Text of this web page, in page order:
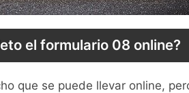
el formulario 08 online?
que se puede llevar online,